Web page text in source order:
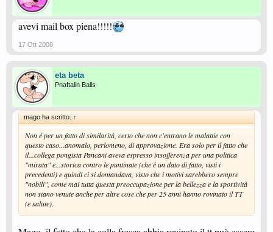
avevi mail box piena!!!!!
17 Ott 2008
eta beta
Pnaftalin Balls
mago ha scritto: ↑
Non è per un fatto di similarità, certo che non c'entrano le malattie con
questo caso...anomalo, perlomeno, di approvazione. Era solo per il fatto che
il...collega pongista Pancani aveva espresso insofferenza per una politica
"mirata" e...storica contro le puntinate (che è un dato di fatto, visti i
precedenti) e quindi ci si domandava, visto che i motivi sarebbero sempre
"nobili", come mai tutta questa preoccupazione per la bellezza e la sportività
non siano venute anche per altre cose che per 25 anni hanno rovinato il TT
(e salute).